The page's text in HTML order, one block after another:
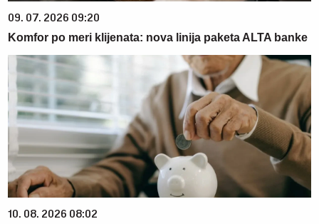
09. 07. 2026 09:20
Komfor po meri klijenata: nova linija paketa ALTA banke
10. 08. 2026 08:02